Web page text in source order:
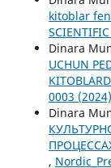
kitoblar
Dinara
UCHUN
0003
Dinara
,